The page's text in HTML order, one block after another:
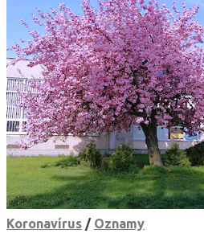
Koronavírus / Oznamy